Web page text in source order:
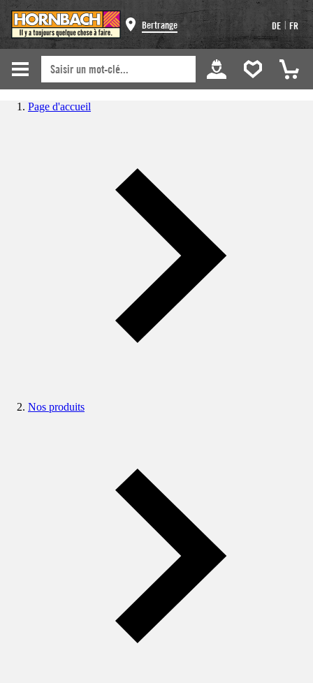
Bertrange DE | FR
Page d'accueil
Nos produits